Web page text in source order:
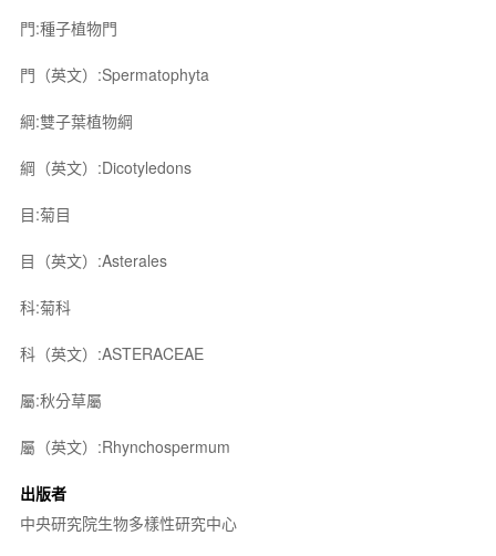
門:種子植物門
門（英文）:Spermatophyta
綱:雙子葉植物綱
綱（英文）:Dicotyledons
目:菊目
目（英文）:Asterales
科:菊科
科（英文）:ASTERACEAE
屬:秋分草屬
屬（英文）:Rhynchospermum
出版者
中央研究院生物多樣性研究中心